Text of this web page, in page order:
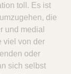
toll. Es ist
die
und medial
viel von der
oder
sich selbst